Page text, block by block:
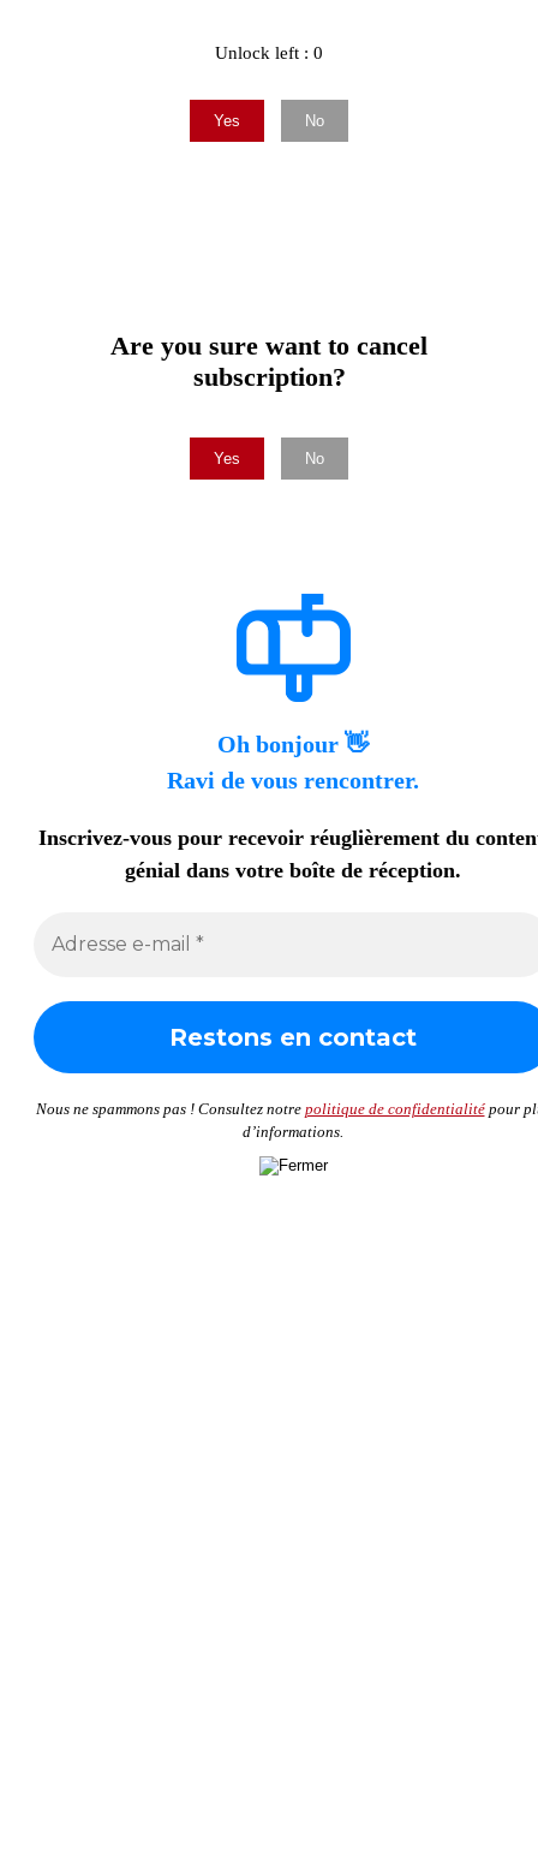
Unlock left : 0
Yes No
Are you sure want to cancel
subscription?
Yes No
Oh bonjour 👋
Ravi de vous rencontrer.
Inscrivez-vous pour recevoir réuglièrement du
génial dans votre boîte de réception.
Nous ne spammons pas ! Consultez notre politique de confidentialitépour
d’informations.